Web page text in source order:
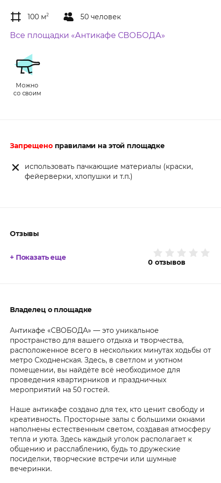
100 м2 50 человек
Все площадки «Антикафе СВОБОДА»
Можно
со своим
Запрещеноправилами на этой площадке
использовать пачкающие материалы (краски,
фейерверки, хлопушки и т.п.)
Отзывы
0 отзывов
+ Показать еще
Владелец о площадке
Антикафе «СВОБОДА» — это уникальное
пространство для вашего отдыха и творчества,
расположенное всего в нескольких минутах ходьбы от
метро Сходненская. Здесь, в светлом и уютном
помещении, вы найдёте всё необходимое для
проведения квартирников и праздничных
мероприятий на 50 гостей.
Наше антикафе создано для тех, кто ценит свободу и
креативность. Просторные залы с большими окнами
наполнены естественным светом, создавая атмосферу
тепла и уюта. Здесь каждый уголок располагает к
общению и расслаблению, будь то дружеские
посиделки, творческие встречи или шумные
вечеринки.